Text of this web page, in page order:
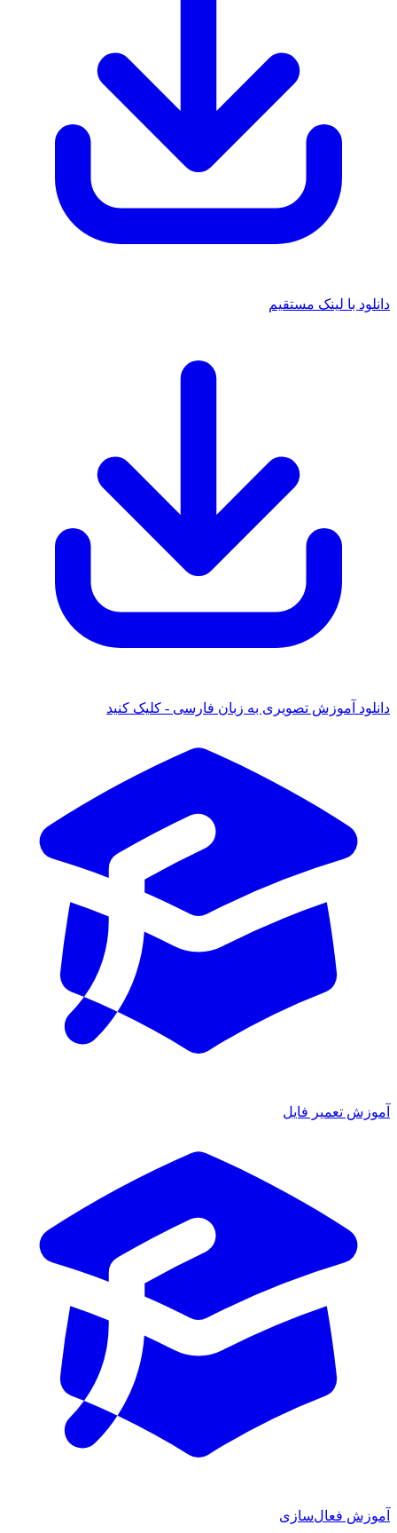
دانلود با لینک مستقیم
دانلود آموزش تصویری به زبان فارسی - کلیک کنید
آموزش تعمیر فایل
آموزش فعال‌سازی